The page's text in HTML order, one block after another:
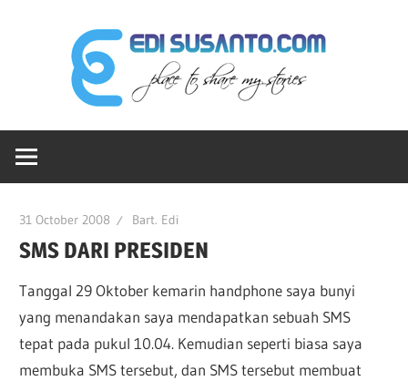
ku
Cerita
31 October 2008 Bart. Edi
SMS DARI PRESIDEN
Tanggal 29 Oktober kemarin handphone saya bunyi
yang menandakan saya mendapatkan sebuah SMS
tepat pada pukul 10.04. Kemudian seperti biasa saya
membuka SMS tersebut, dan SMS tersebut membuat